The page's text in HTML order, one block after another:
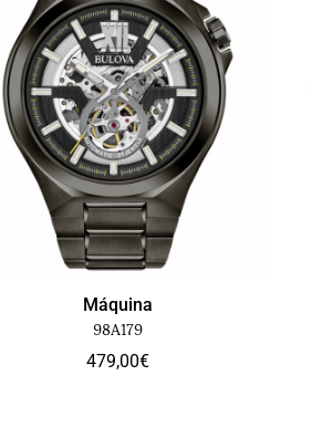
Máquina
98A179
479,00€